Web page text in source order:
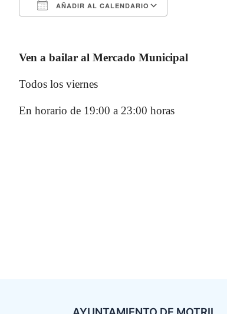
AÑADIR AL CALENDARIO
Ven a bailar al Mercado Municipal
Todos los viernes
En horario de 19:00 a 23:00 horas